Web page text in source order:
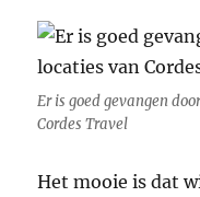
Er is goed gevangen
Cordes Travel
Het mooie is dat